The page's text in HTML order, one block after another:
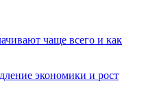
чаще всего и как
экономики и рост